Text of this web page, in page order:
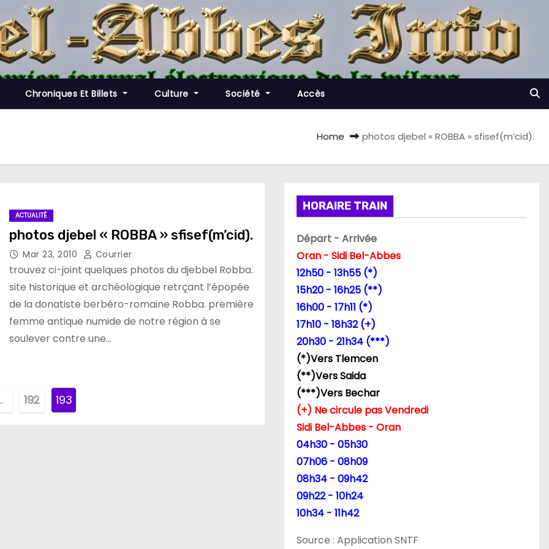
Chroniques Et Billets Culture Société Accès
Home photos djebel « ROBBA » sfisef(m’cid).
ACTUALITÉ
photos djebel « ROBBA » sfisef(m’cid).
Mar 23, 2010 Courrier
trouvez ci-joint quelques photos du djebbel Robba.
site historique et archéologique retrçant l’épopée
de la donatiste berbéro-romaine Robba. première
femme antique numide de notre région à se
soulever contre une…
192 193
HORAIRE TRAIN
Départ - Arrivée
Oran - Sidi Bel-Abbes
12h50 - 13h55 (*)
15h20 - 16h25 (**)
16h00 - 17h11 (*)
17h10 - 18h32 (+)
20h30 - 21h34 (***)
(*)Vers Tlemcen
(**)Vers Saida
(***)Vers Bechar
(+) Ne circule pas Vendredi
Sidi Bel-Abbes - Oran
04h30 - 05h30
07h06 - 08h09
08h34 - 09h42
09h22 - 10h24
10h34 - 11h42
Source : Application SNTF